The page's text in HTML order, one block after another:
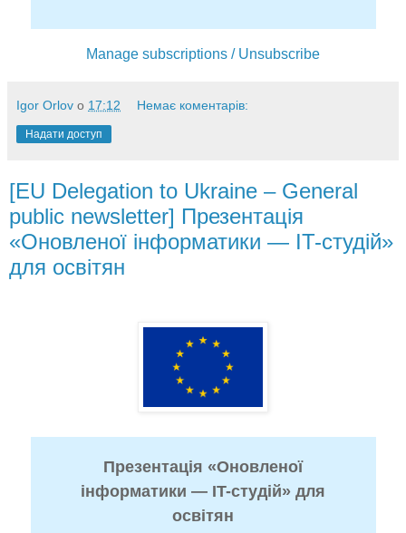
Manage subscriptions / Unsubscribe
Igor Orlov о 17:12 Немає коментарів:
Надати доступ
[EU Delegation to Ukraine – General
public newsletter] Презентація
«Оновленої інформатики — IT-студій»
для освітян
Презентація «Оновленої
інформатики — IT-студій» для
освітян